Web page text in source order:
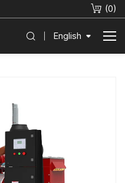
(0)
English